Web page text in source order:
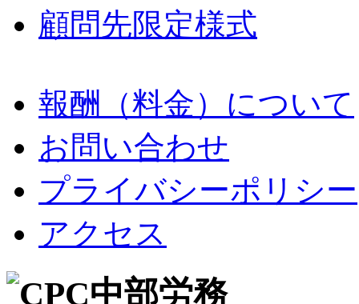
顧問先限定様式
報酬（料金）について
お問い合わせ
プライバシーポリシー
アクセス